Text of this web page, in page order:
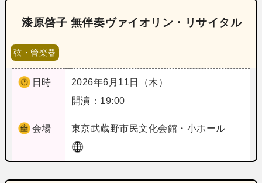
漆原啓子 無伴奏ヴァイオリン・リサイタル
弦・管楽器
日時
2026年6月11日（木）
開演：19:00
会場 東京武蔵野市民文化会館・小ホール